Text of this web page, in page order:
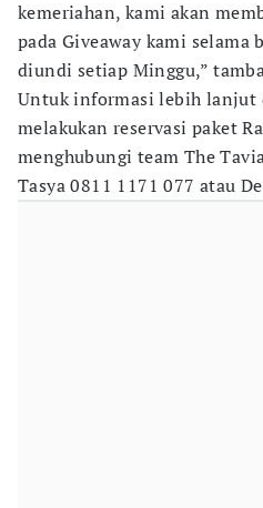
kemeriahan, kami akan
pada Giveaway kami selama
diundi setiap Minggu,”
Untuk informasi lebih lanjut
melakukan reservasi paket
menghubungi team The
Tasya 0811 1171 077 atau